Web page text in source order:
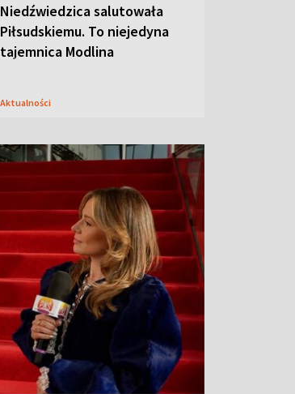
Niedźwiedzica salutowała
Piłsudskiemu. To niejedyna
tajemnica Modlina
Aktualności